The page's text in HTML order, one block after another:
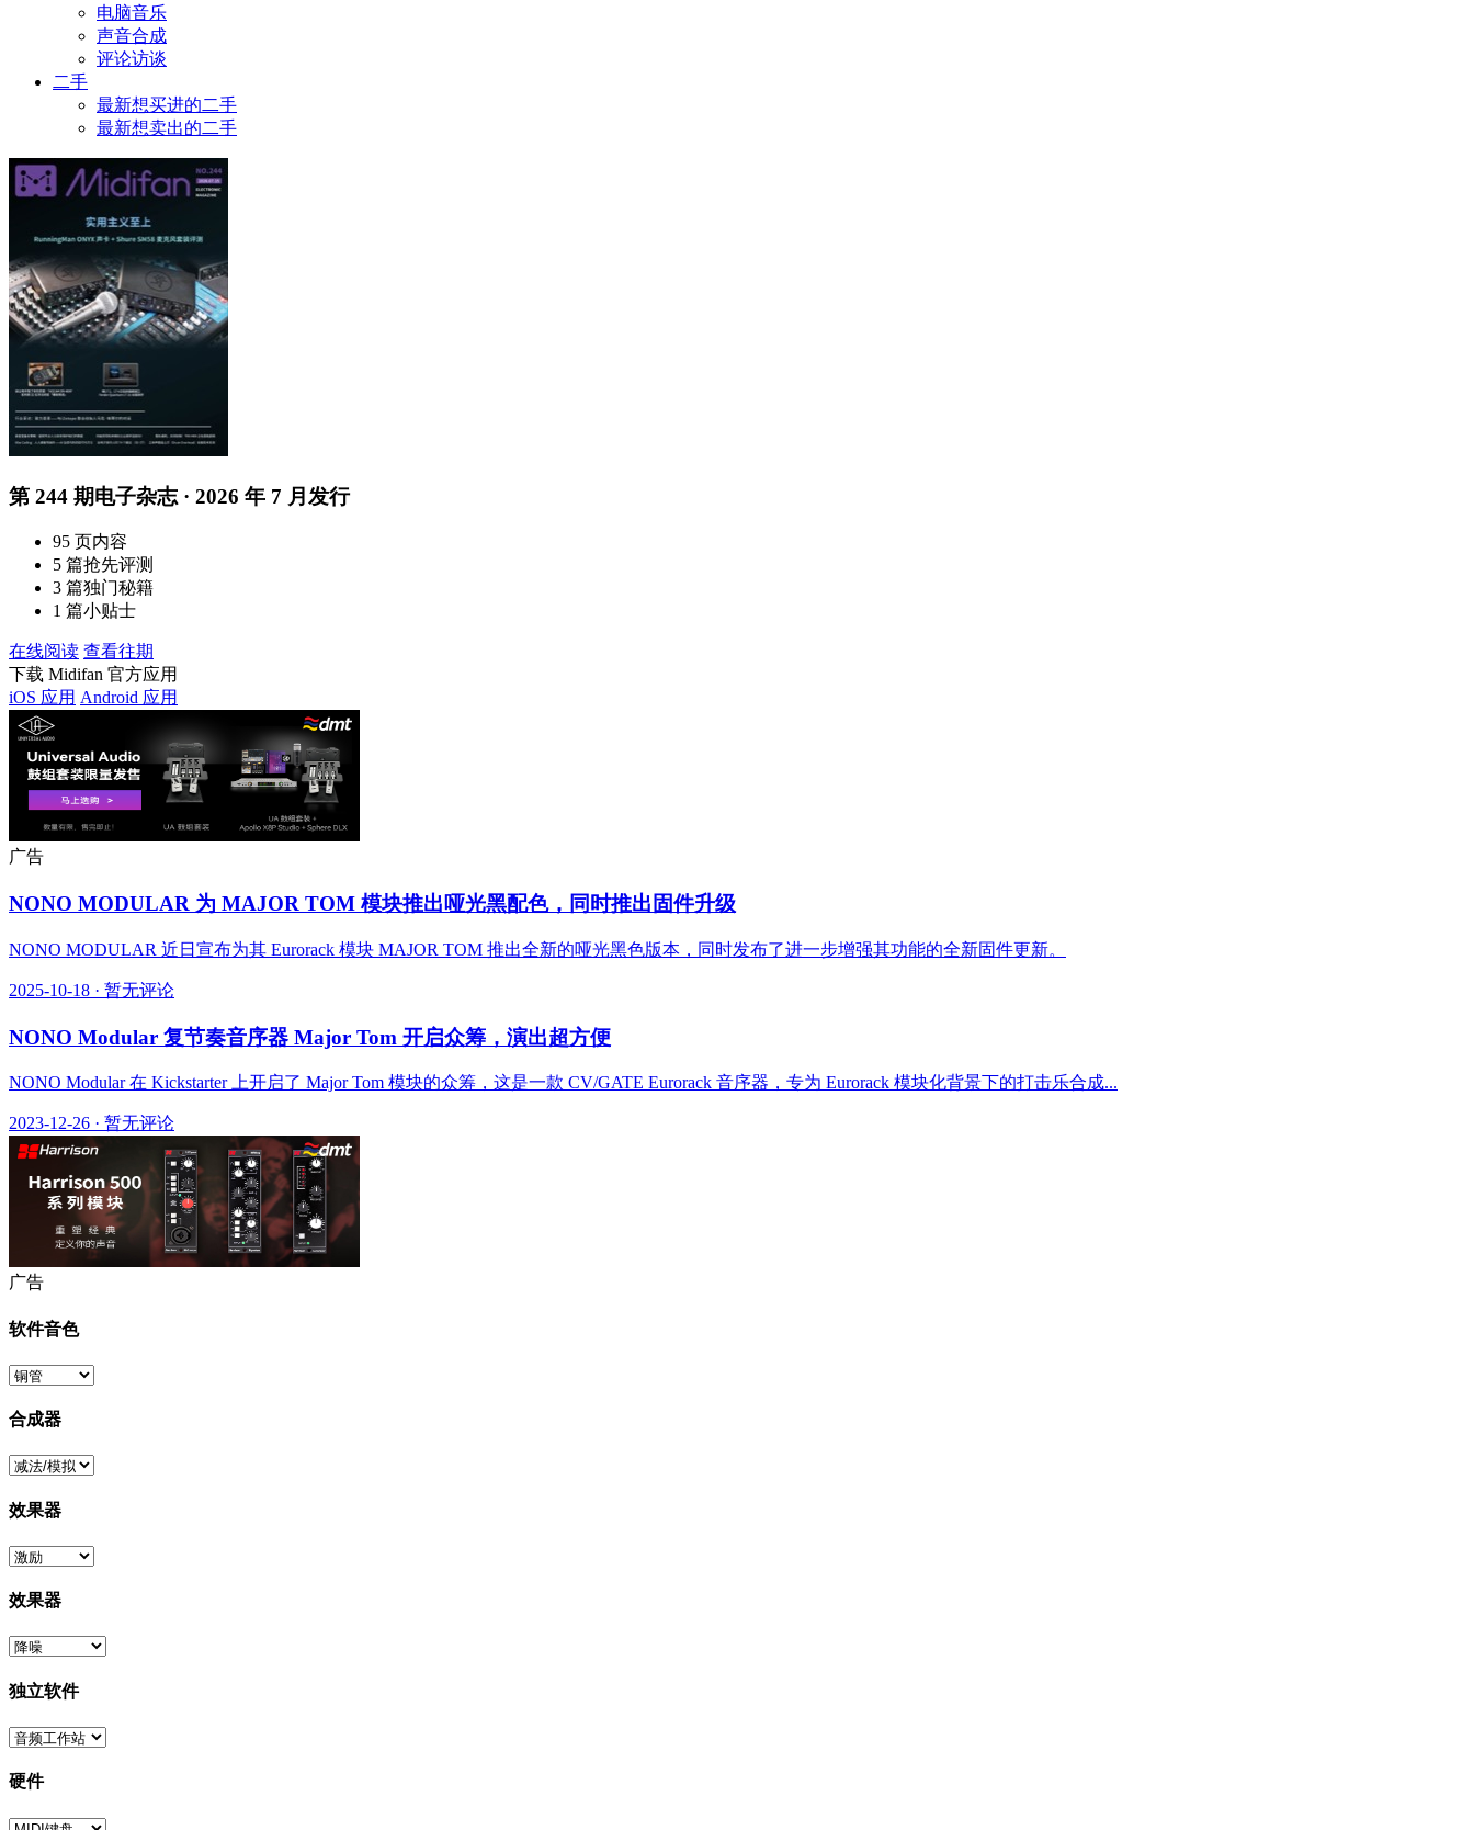
电脑音乐
声音合成
评论访谈
二手
最新想买进的二手
最新想卖出的二手
第 244 期电子杂志 · 2026 年 7 月发行
95 页内容
5 篇抢先评测
3 篇独门秘籍
1 篇小贴士
在线阅读 查看往期
下载 Midifan 官方应用
iOS 应用 Android 应用
广告
NONO MODULAR 为 MAJOR TOM 模块推出哑光黑配色，同时推出固件升级
NONO MODULAR 近日宣布为其 Eurorack 模块 MAJOR TOM 推出全新的哑光黑色版本，同时发布了进一步增强其功能的全新固件更新。
2025-10-18 · 暂无评论
NONO Modular 复节奏音序器 Major Tom 开启众筹，演出超方便
NONO Modular 在 Kickstarter 上开启了 Major Tom 模块的众筹，这是一款 CV/GATE Eurorack 音序器，专为 Eurorack 模块化背景下的打击乐合成...
2023-12-26 · 暂无评论
广告
软件音色
合成器
效果器
效果器
独立软件
硬件